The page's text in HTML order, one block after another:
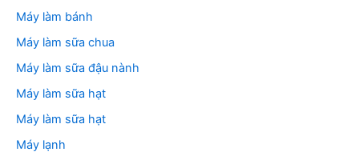
Máy làm bánh
Máy làm sữa chua
Máy làm sữa đậu nành
Máy làm sữa hạt
Máy làm sữa hạt
Máy lạnh